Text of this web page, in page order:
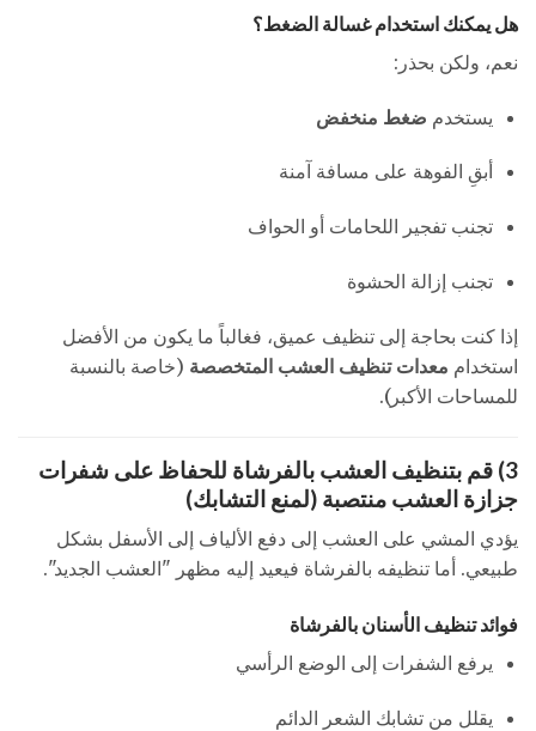
هل يمكنك استخدام غسالة الضغط؟
نعم، ولكن بحذر:
يستخدم ضغط منخفض
أبقِ الفوهة على مسافة آمنة
تجنب تفجير اللحامات أو الحواف
تجنب إزالة الحشوة
إذا كنت بحاجة إلى تنظيف عميق، فغالباً ما يكون من الأفضل
استخدام معدات تنظيف العشب المتخصصة (خاصة بالنسبة
للمساحات الأكبر).
3) قم بتنظيف العشب بالفرشاة للحفاظ على شفرات
جزازة العشب منتصبة (لمنع التشابك)
يؤدي المشي على العشب إلى دفع الألياف إلى الأسفل بشكل
طبيعي. أما تنظيفه بالفرشاة فيعيد إليه مظهر "العشب الجديد".
فوائد تنظيف الأسنان بالفرشاة
يرفع الشفرات إلى الوضع الرأسي
يقلل من تشابك الشعر الدائم